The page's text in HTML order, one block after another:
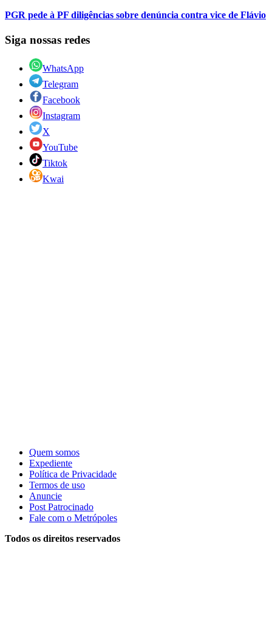
PGR pede à PF diligências sobre denúncia contra vice de Flávio
Siga nossas redes
WhatsApp
Telegram
Facebook
Instagram
X
YouTube
Tiktok
Kwai
Quem somos
Expediente
Política de Privacidade
Termos de uso
Anuncie
Post Patrocinado
Fale com o Metrópoles
Todos os direitos reservados